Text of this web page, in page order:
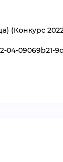
(Конкурс
09069b21-